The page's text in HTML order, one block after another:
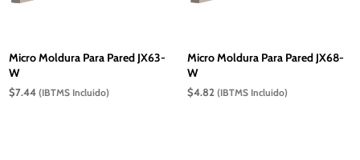
Micro Moldura Para Pared JX63-
W
$7.44 (IBTMS Incluido)
Micro Moldura Para Pared JX68-
W
$4.82 (IBTMS Incluido)